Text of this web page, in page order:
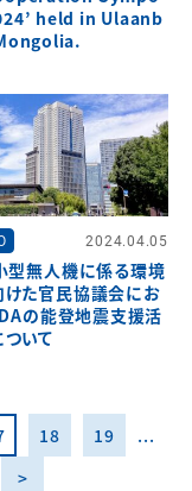
held in Ulaanb
2024.04.05
型無人機に係る環境
た官民協議会にお
の能登地震支援活
いて
18 19
...
>